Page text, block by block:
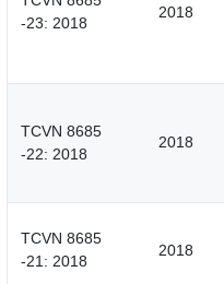
-23: 2018
2018
TCVN 8685
-22: 2018
2018
TCVN 8685
-21: 2018
2018